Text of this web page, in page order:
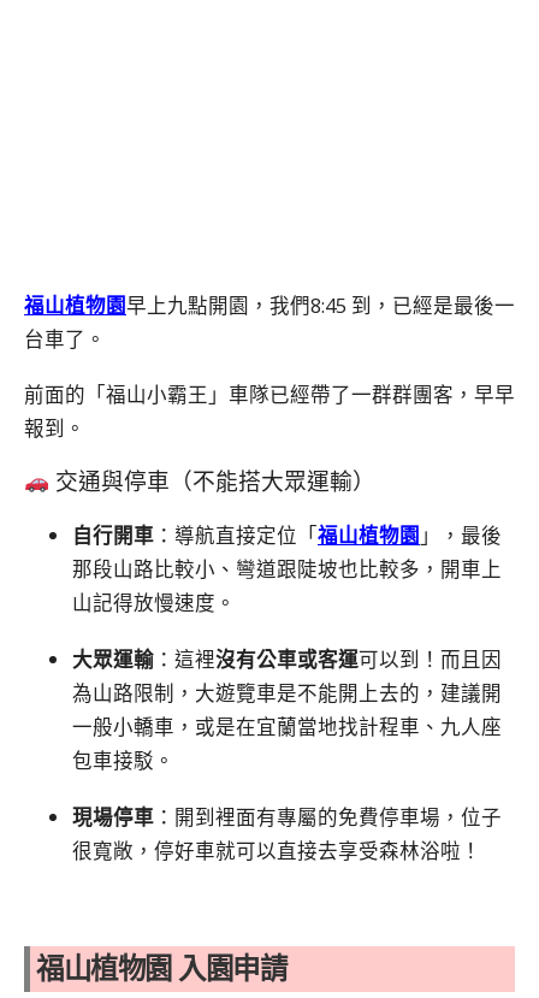
福山植物園早上九點開園，我們8:45 到，已經是最後一
台車了。
前面的「福山小霸王」車隊已經帶了一群群團客，早早
報到。
交通與停車（不能搭大眾運輸）
自行開車 ：導航直接定位「福山植物園 」，最後
那段山路比較小、彎道跟陡坡也比較多，開車上
山記得放慢速度。
大眾運輸 ：這裡沒有公車或客運可以到！而且因
為山路限制，大遊覽車是不能開上去的，建議開
一般小轎車，或是在宜蘭當地找計程車、九人座
包車接駁。
現場停車 ：開到裡面有專屬的免費停車場，位子
很寬敞，停好車就可以直接去享受森林浴啦！
福山植物園 入園申請